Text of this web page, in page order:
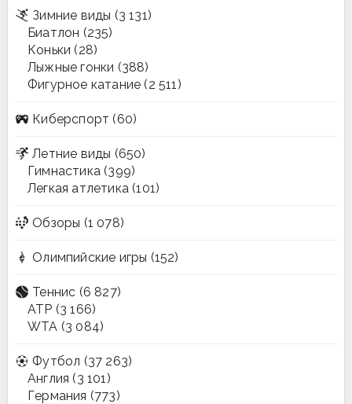
Зимние виды (3 131)
Биатлон (235)
Коньки (28)
Лыжные гонки (388)
Фигурное катание (2 511)
Киберспорт (60)
Летние виды (650)
Гимнастика (399)
Легкая атлетика (101)
Обзоры (1 078)
Олимпийские игры (152)
Теннис (6 827)
ATP (3 166)
WTA (3 084)
Футбол (37 263)
Англия (3 101)
Германия (773)